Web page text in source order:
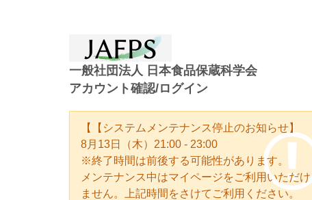
一般社団法人 日本食品保蔵科学会
アカウント確認/ログイン
【【システムメンテナンス停止のお知らせ】
8月13日（木）21:00 - 23:00
※終了時間は前後する可能性があります。
メンテナンス中はマイページをご利用いただけ
ません。上記時間をさけてご利用ください。